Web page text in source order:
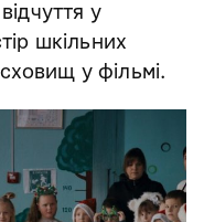
у
шкільних
у фільмі.